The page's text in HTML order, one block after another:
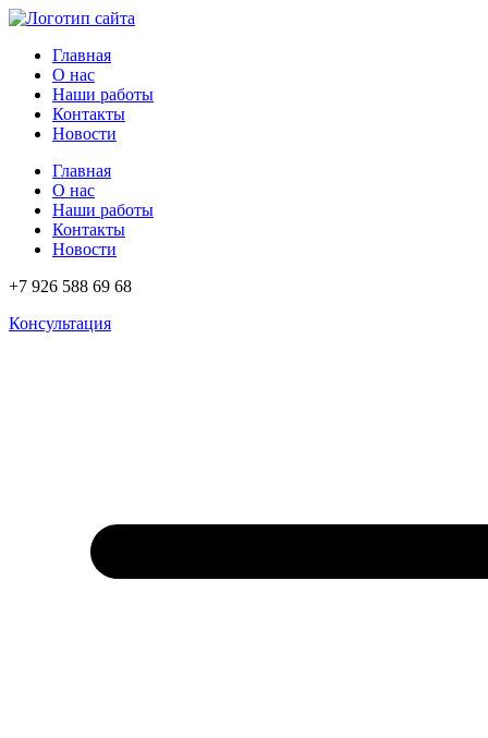
Перейти
содержимому
Главная
О нас
Наши работы
Контакты
Новости
Главная
О нас
Наши работы
Контакты
Новости
+7 926 588 69 68
Консультация